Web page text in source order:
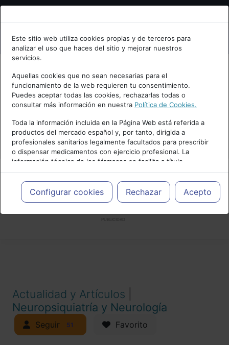
Bienvenid@ a psiquiatria.com
Escribe tu Email
Accede o regístrate con tu email.
Cancelar
Este sitio web utiliza cookies propias y de terceros para
analizar el uso que haces del sitio y mejorar nuestros
servicios.
Aquellas cookies que no sean necesarias para el
funcionamiento de la web requieren tu consentimiento.
Puedes aceptar todas las cookies, rechazarlas todas o
consultar más información en nuestra Política de Cookies.
Toda la información incluida en la Página Web está referida a
productos del mercado español y, por tanto, dirigida a
profesionales sanitarios legalmente facultados para prescribir
o dispensar medicamentos con ejercicio profesional. La
información técnica de los fármacos se facilita a título
meramente informativo, siendo responsabilidad de los
profesionales facultados prescribir medicamentos y decidir, en
cada caso concreto, el tratamiento más adecuado a las
necesidades del paciente.
Configurar cookies Rechazar Acepto
Actualidad y Artículos
Neuropsiquiatría y Neurología
Seguir 51 Favorito